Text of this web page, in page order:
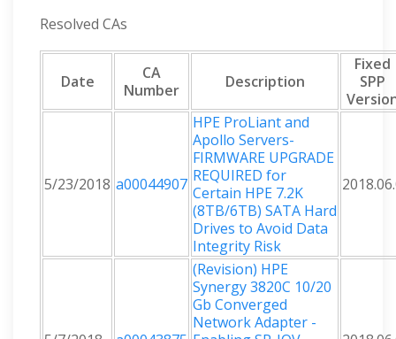
Resolved CAs
Date
CA
Number
Description
Fixed
SPP
5/23/2018 a00044907
HPE ProLiant and
Apollo Servers-
FIRMWARE UPGRADE
REQUIRED for
Certain HPE 7.2K
(8TB/6TB) SATA Hard
Drives to Avoid Data
Integrity Risk
(Revision) HPE
Synergy 3820C 10/20
Gb Converged
Network Adapter -